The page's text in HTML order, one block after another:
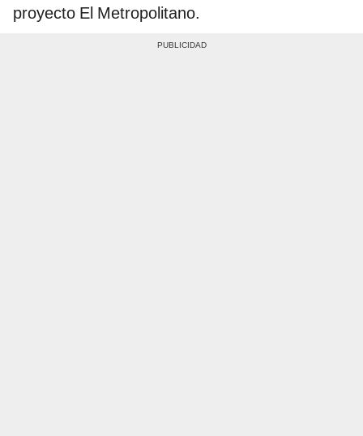
proyecto El Metropolitano.